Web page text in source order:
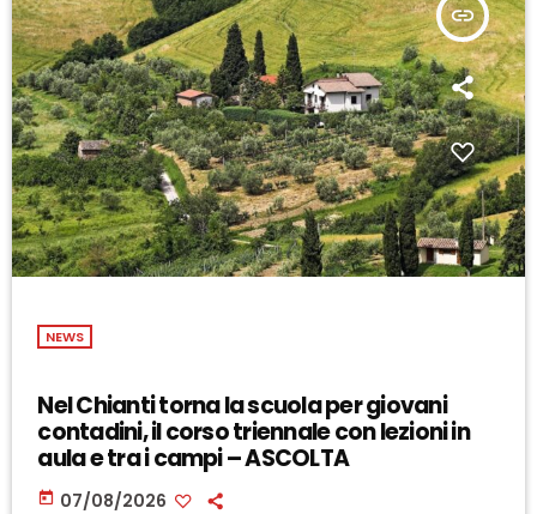
insert_link
NEWS
Nel Chianti torna la scuola per giovani
contadini, il corso triennale con lezioni in
aula e tra i campi – ASCOLTA
today 07/08/2026